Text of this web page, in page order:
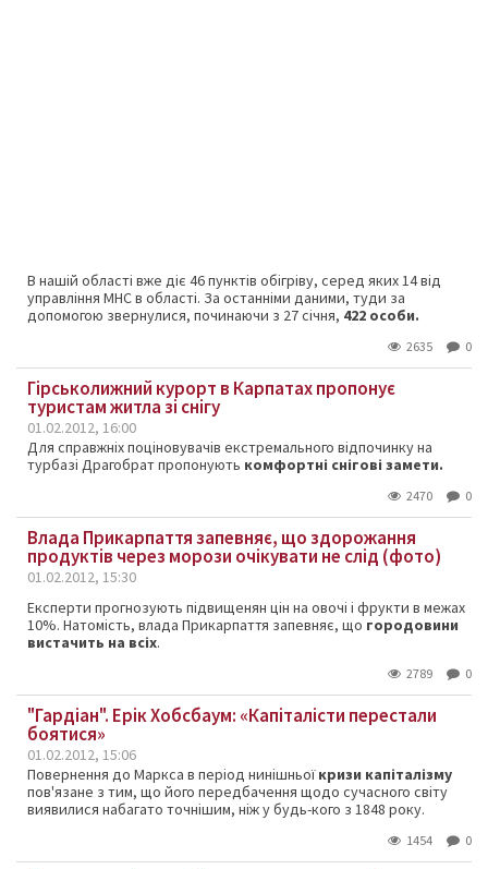
В нашій області вже діє 46 пунктів обігріву, серед яких 14 від
управління МНС в області. За останніми даними, туди за
допомогою звернулися, починаючи з 27 січня, 422 особи.
2635 0
Гірськолижний курорт в Карпатах пропонує
туристам житла зі снігу
01.02.2012, 16:00
Для справжніх поціновувачів екстремального відпочинку на
турбазі Драгобрат пропонують комфортні снігові замети.
2470 0
Влада Прикарпаття запевняє, що здорожання
продуктів через морози очікувати не слід (фото)
01.02.2012, 15:30
Експерти прогнозують підвищенян цін на овочі і фрукти в межах
10%. Натомість, влада Прикарпаття запевняє, що городовини
вистачить на всіх.
2789 0
"Гардіан". Ерік Хобсбаум: «Капіталісти перестали
боятися»
01.02.2012, 15:06
Повернення до Маркса в період нинішньоїкризи капіталізму
пов'язане з тим, що його передбачення щодо сучасного світу
виявилися набагато точнішим, ніжу будь-кого з 1848 року.
1454 0